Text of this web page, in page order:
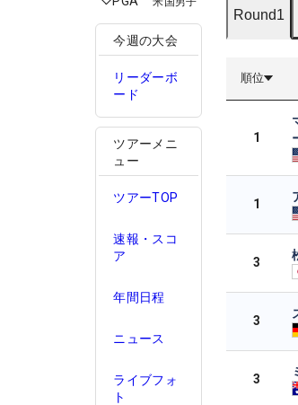
今週の大会
リーダーボ
ード
ツアーメニ
ュー
ツアーTOP
速報・スコ
ア
年間日程
ニュース
ライブフォ
ト
Round1
順位
1
1
3
3
3